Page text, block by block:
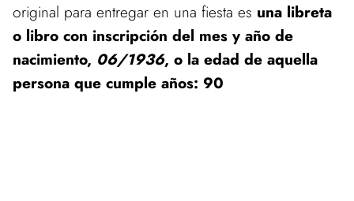
original para entregar en una fiesta es una libreta
o libro con inscripción del mes y año de
nacimiento, 06/1936, o la edad de aquella
persona que cumple años: 90